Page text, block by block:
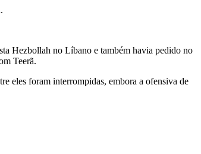
Hezbollah no Líbano e também havia pedido no
Teerã.
eles foram interrompidas, embora a ofensiva de